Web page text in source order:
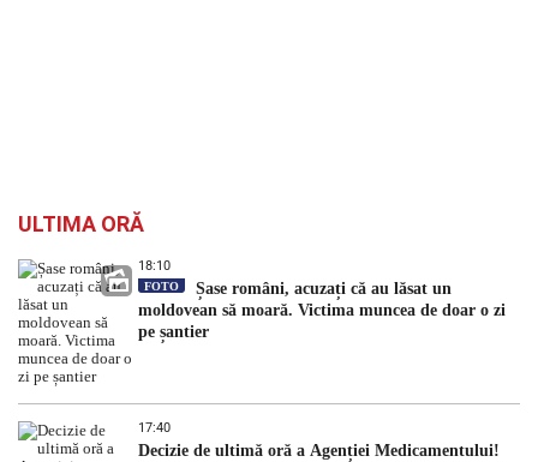
ULTIMA ORĂ
18:10
FOTO
Șase români, acuzați că au lăsat un
moldovean să moară. Victima muncea de doar o zi
pe șantier
17:40
Decizie de ultimă oră a Agenției Medicamentului!